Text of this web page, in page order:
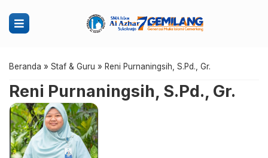
Beranda » Staf & Guru » Reni Purnaningsih, S.Pd., Gr.
Reni Purnaningsih, S.Pd., Gr.